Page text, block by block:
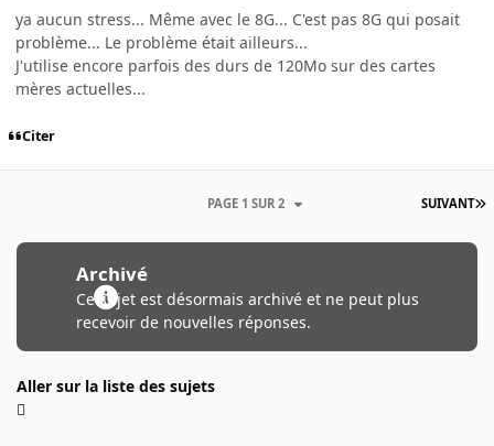
ya aucun stress... Même avec le 8G... C'est pas 8G qui posait
problème... Le problème était ailleurs...
J'utilise encore parfois des durs de 120Mo sur des cartes
mères actuelles...
Citer
SUIVANT
PAGE 1 SUR 2
Archivé
Ce sujet est désormais archivé et ne peut plus
recevoir de nouvelles réponses.
Aller sur la liste des sujets